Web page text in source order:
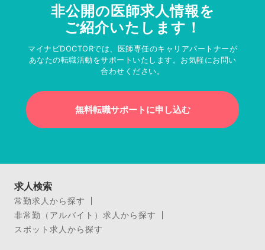
非公開の医師求人情報を
ご紹介いたします！
マイナビDOCTORでは、医師専任のキャリアパートナーが
あなたの転職活動をサポートいたします。お気軽にお問い
合わせください。
無料転職サポートに申し込む
求人検索
常勤求人から探す
非常勤（アルバイト）求人から探す
スポット求人から探す